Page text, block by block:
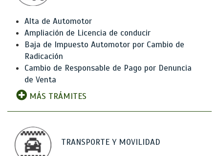
Alta de Automotor
Ampliación de Licencia de conducir
Baja de Impuesto Automotor por Cambio de
Radicación
Cambio de Responsable de Pago por Denuncia
de Venta
MÁS TRÁMITES
TRANSPORTE Y MOVILIDAD